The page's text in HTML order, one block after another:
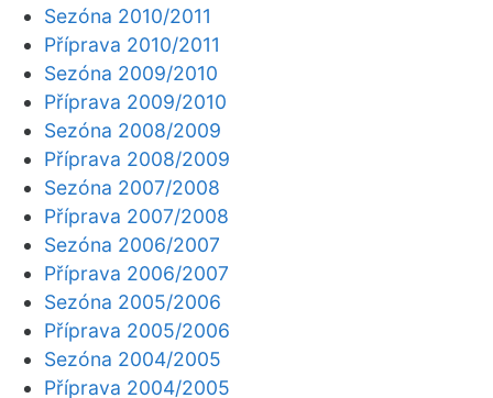
Sezóna 2010/2011
Příprava 2010/2011
Sezóna 2009/2010
Příprava 2009/2010
Sezóna 2008/2009
Příprava 2008/2009
Sezóna 2007/2008
Příprava 2007/2008
Sezóna 2006/2007
Příprava 2006/2007
Sezóna 2005/2006
Příprava 2005/2006
Sezóna 2004/2005
Příprava 2004/2005